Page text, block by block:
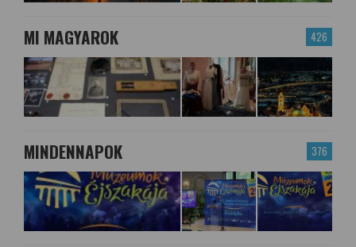
426
MI MAGYAROK
376
MINDENNAPOK